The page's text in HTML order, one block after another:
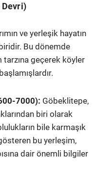
Devri)
ve yerleşik hayatın
Bu dönemde
tarzına geçerek köyler
7000): Göbeklitepe,
biri olarak
bile karmaşık
bu yerleşim,
dair önemli bilgiler